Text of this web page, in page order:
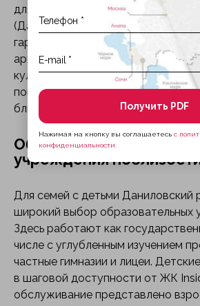
для жизни и инвестиций.
(Данилов монастырь, купеческие
гармонично сочетается с
архитектурой. Инфраструктурный
культурное возрождение района
повышение привлекательности
ближайшие годы.
Образовательные и
учреждения
Для семей с детьми Даниловский
широкий выбор образовательных
Здесь работают как
числе с углубленным изучением
частные гимназии и лицеи.
в шаговой доступности от ЖК
обслуживание представлено
Получить PDF
Нажимая на кнопку вы соглашаетесь с
конфиденциальности.